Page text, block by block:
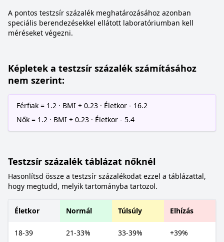
A pontos testzsír százalék meghatározásához azonban
speciális berendezésekkel ellátott laboratóriumban kell
méréseket végezni.
Képletek a testzsír százalék számításához
nem szerint:
Férfiak = 1.2 · BMI + 0.23 · Életkor - 16.2
Nők = 1.2 · BMI + 0.23 · Életkor - 5.4
Testzsír százalék táblázat nőknél
Hasonlítsd össze a testzsír százalékodat ezzel a táblázattal,
hogy megtudd, melyik tartományba tartozol.
Életkor Normál Túlsúly Elhízás
18-39 21-33% 33-39% +39%